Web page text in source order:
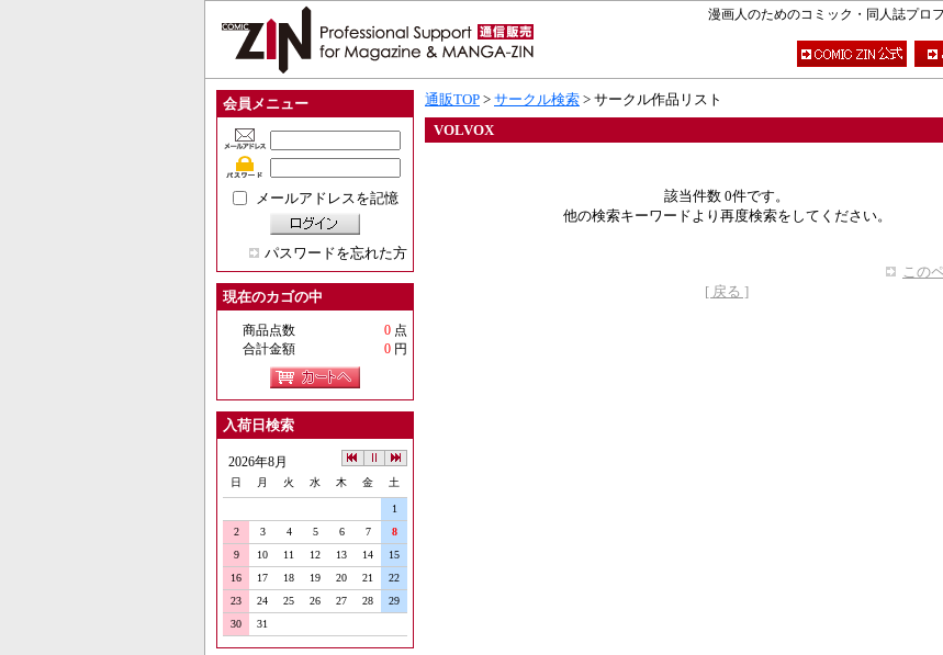
漫画人のためのコミック・同人誌プロ
会員メニュー
メールアドレスを記憶
パスワードを忘れた方
現在のカゴの中
商品点数 0 点
合計金額
0 円
入荷日検索
2026年8月
日 月 火 水 木 金 土
1
2
3 4 5 6 7
8
9
10 11 12 13 14
15
16
17 18 19 20 21
22
23
24 25 26 27 28
29
30
31
通販TOP > サークル検索 > サークル作品リスト
VOLVOX
該当件数 0件です。
他の検索キーワードより再度検索をしてください。
この
[ 戻る ]